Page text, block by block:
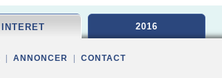
INTERET 2016
ANNONCER CONTACT